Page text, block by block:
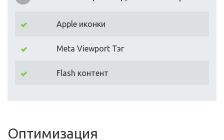
Apple иконки
Meta Viewport Тэг
Flash контент
Оптимизация